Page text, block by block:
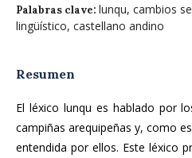
Palabras clave: lunqu, cambios
lingüístico, castellano andino
Resumen
El léxico lunqu es hablado por
campiñas arequipeñas y, como
entendida por ellos. Este léxico